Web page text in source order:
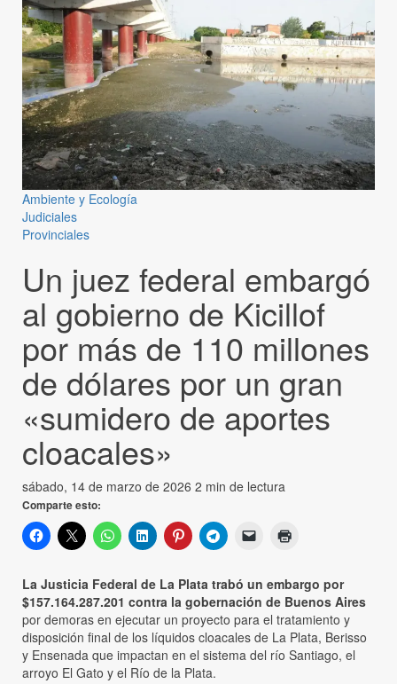
Ambiente y Ecología
Judiciales
Provinciales
Un juez federal embargó
al gobierno de Kicillof
por más de 110 millones
de dólares por un gran
«sumidero de aportes
cloacales»
sábado, 14 de marzo de 2026 2 min de lectura
Comparte esto:
La Justicia Federal de La Plata trabó un embargo por
$157.164.287.201 contra la gobernación de Buenos Aires
por demoras en ejecutar un proyecto para el tratamiento y
disposición final de los líquidos cloacales de La Plata, Berisso
y Ensenada que impactan en el sistema del río Santiago, el
arroyo El Gato y el Río de la Plata.